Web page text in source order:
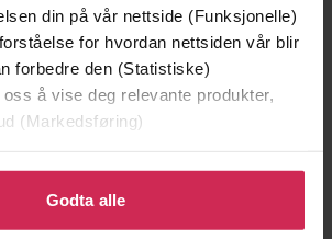
din på vår nettside (Funksjonelle)
for hvordan nettsiden vår blir
forbedre den (Statistiske)
å vise deg relevante produkter,
(Markedsføring)
for å gi oss ditt samtykke til å
disse formålene. Du kan også
til spesifikke formål ved å klikke
Godta alle